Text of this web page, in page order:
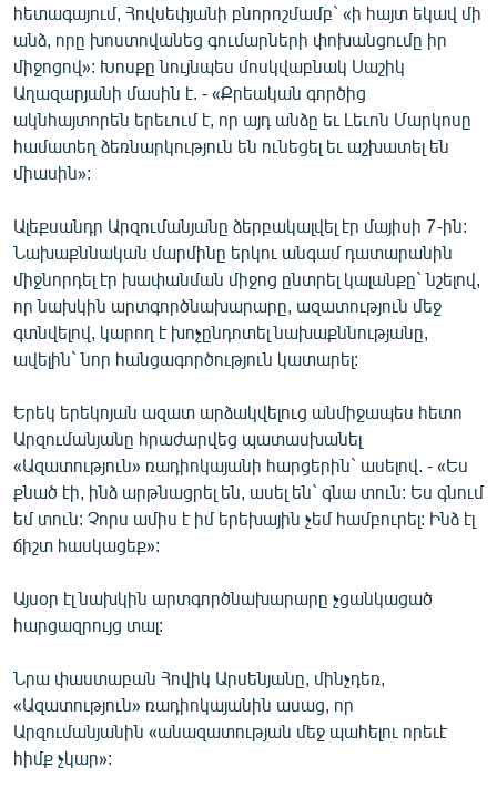
հետագայում, Հովսեփյանի բնորոշմամբ` «ի հայտ եկավ մի
անձ, որը խոստովանեց գումարների փոխանցումը իր
միջոցով»: Խոսքը նույնպես մոսկվաբնակ Սաշիկ
Աղազարյանի մասին է. - «Քրեական գործից
ակնհայտորեն երեւում է, որ այդ անձը եւ Լեւոն Մարկոսը
համատեղ ձեռնարկություն են ունեցել եւ աշխատել են
միասին»:
Ալեքսանդր Արզումանյանը ձերբակալվել էր մայիսի 7-ին:
Նախաքննական մարմինը երկու անգամ դատարանին
միջնորդել էր խափանման միջոց ընտրել կալանքը` նշելով,
որ նախկին արտգործնախարարը, ազատություն մեջ
գտնվելով, կարող է խոչընդոտել նախաքննությանը,
ավելին` նոր հանցագործություն կատարել:
Երեկ երեկոյան ազատ արձակվելուց անմիջապես հետո
Արզումանյանը հրաժարվեց պատասխանել
«Ազատություն» ռադիոկայանի հարցերին` ասելով. - «Ես
քնած էի, ինձ արթնացրել են, ասել են` գնա տուն: Ես գնում
եմ տուն: Չորս ամիս է իմ երեխային չեմ համբուրել: Ինձ էլ
ճիշտ հասկացեք»:
Այսօր էլ նախկին արտգործնախարարը չցանկացած
հարցազրույց տալ:
Նրա փաստաբան Հովիկ Արսենյանը, մինչդեռ,
«Ազատություն» ռադիոկայանին ասաց, որ
Արզումանյանին «անազատության մեջ պահելու որեւէ
հիմք չկար»: